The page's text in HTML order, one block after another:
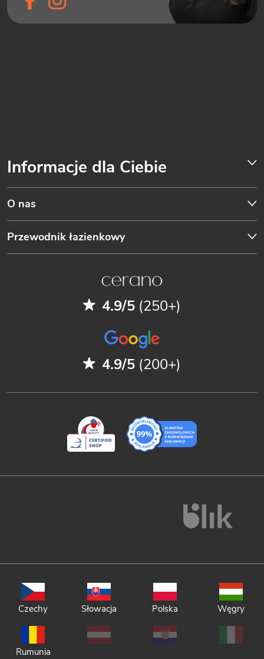
Informacje dla Ciebie
O nas
Przewodnik łazienkowy
4.9/5 (250+)
4.9/5 (200+)
Czechy Słowacja Polska Węgry
Rumunia